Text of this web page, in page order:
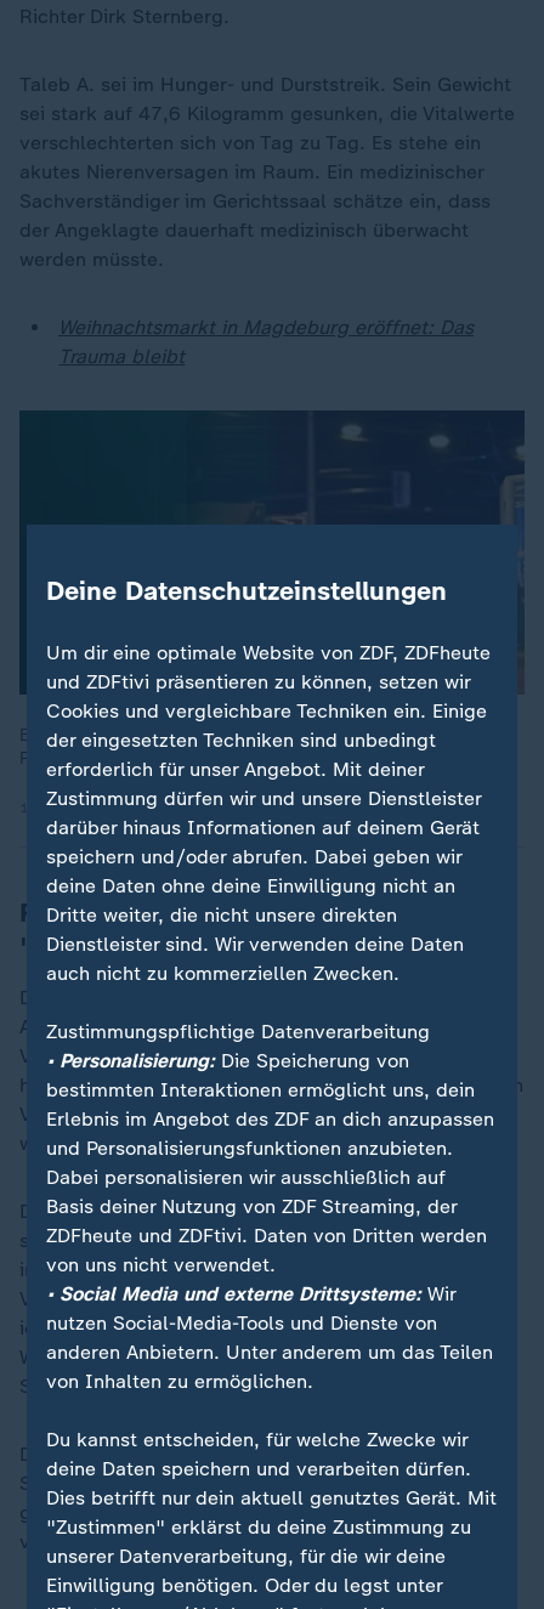
Richter Dirk Sternberg.
Taleb A. sei im Hunger- und Durststreik. Sein Gewicht
sei stark auf 47,6 Kilogramm gesunken, die Vitalwerte
verschlechterten sich von Tag zu Tag. Es stehe ein
akutes Nierenversagen im Raum. Ein medizinischer
Sachverständiger im Gerichtssaal schätze ein, dass
der Angeklagte dauerhaft medizinisch überwacht
werden müsste.
Weihnachtsmarkt in Magdeburg eröffnet: Das
Trauma bleibt
Ein Jahr nach der Amokfahrt ringt eine ganze Stadt mit den
Folgen des Anschlags.
13.12.2025 | 26:53 min
Richter: Verhandlungsunfähigkeit
"vorsätzlich herbeigeführt"
Das Landgericht will den Prozess nun ohne den
Angeklagten fortsetzen. Der Angeklagte habe die
Verhandlungsunfähigkeit vorsätzlich und schuldhaft
herbeigeführt, sagte Richter Sternberg. Die rechtlichen
Voraussetzungen dafür, dass ohne den 51-Jährigen
weiterverhandelt wird, seien gegeben.
Der 51-Jährige habe in der Hauptverhandlung auch
selbst angekündigt, seinen Hungerstreik
instrumentalisieren zu wollen. Schon am zweiten
Verhandlungstag hatte Taleb A. gesagt: "Jetzt mache
ich den Hungerstreik seit gestern. Ich will das drei
Wochen machen. Man erwartet keine körperlichen
Schäden."
Die Kammer und auch ein psychiatrischer
Sachverständiger hätten ausreichend Gelegenheit
gehabt, sich einen Eindruck von dem Angeklagten zu
verschaffen, sagte Richter Sternberg.
Deine Datenschutzeinstellungen
Um dir eine optimale Website von ZDF, ZDFheute
und ZDFtivi präsentieren zu können, setzen wir
Cookies und vergleichbare Techniken ein. Einige
der eingesetzten Techniken sind unbedingt
erforderlich für unser Angebot. Mit deiner
Zustimmung dürfen wir und unsere Dienstleister
darüber hinaus Informationen auf deinem Gerät
speichern und/oder abrufen. Dabei geben wir
deine Daten ohne deine Einwilligung nicht an
Dritte weiter, die nicht unsere direkten
Dienstleister sind. Wir verwenden deine Daten
auch nicht zu kommerziellen Zwecken.
Zustimmungspflichtige Datenverarbeitung
• Personalisierung:Die Speicherung von
bestimmten Interaktionen ermöglicht uns, dein
Erlebnis im Angebot des ZDF an dich anzupassen
und Personalisierungsfunktionen anzubieten.
Dabei personalisieren wir ausschließlich auf
Basis deiner Nutzung von ZDF Streaming, der
ZDFheute und ZDFtivi. Daten von Dritten werden
von uns nicht verwendet.
• Social Media und externe Drittsysteme:Wir
nutzen Social-Media-Tools und Dienste von
anderen Anbietern. Unter anderem um das Teilen
von Inhalten zu ermöglichen.
Du kannst entscheiden, für welche Zwecke wir
deine Daten speichern und verarbeiten dürfen.
Dies betrifft nur dein aktuell genutztes Gerät. Mit
"Zustimmen" erklärst du deine Zustimmung zu
unserer Datenverarbeitung, für die wir deine
Einwilligung benötigen. Oder du legst unter